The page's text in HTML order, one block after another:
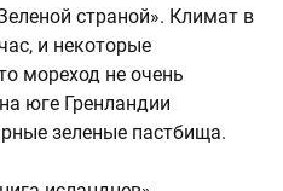
страной». Климат в
и некоторые
мореход не очень
юге Гренландии
зеленые пастбища.